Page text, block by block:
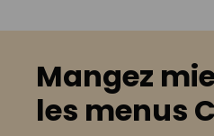
Mangez
les menus